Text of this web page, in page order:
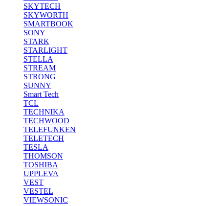
SKYTECH
SKYWORTH
SMARTBOOK
SONY
STARK
STARLIGHT
STELLA
STREAM
STRONG
SUNNY
Smart Tech
TCL
TECHNIKA
TECHWOOD
TELEFUNKEN
TELETECH
TESLA
THOMSON
TOSHIBA
UPPLEVA
VEST
VESTEL
VIEWSONIC